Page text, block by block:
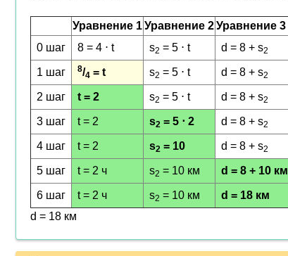
Уравнение 1Уравнение 2Уравнение 3
0 шаг
8 = 4 ⋅ t s2 = 5 ⋅ t d = 8 + s2
1 шаг 8/4 = t s2 = 5 ⋅ t d = 8 + s2
2 шаг t = 2 s2 = 5 ⋅ t d = 8 + s2
3 шаг t = 2 s2 = 5 ⋅ 2 d = 8 + s2
4 шаг t = 2 s2 = 10 d = 8 + s2
5 шаг t = 2 ч s2 = 10 км d = 8 + 10 км
6 шаг t = 2 ч s2 = 10 км d = 18 км
d = 18 км